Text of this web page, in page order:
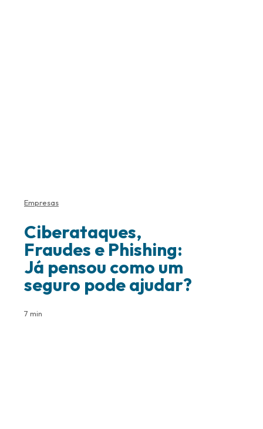
Empresas
Ciberataques,
Fraudes e Phishing:
Já pensou como um
seguro pode ajudar?
7 min